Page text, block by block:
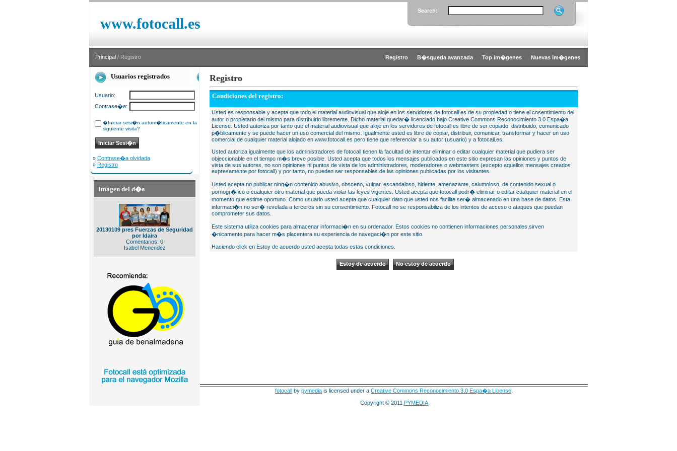
www.fotocall.es
Search:
Principal / Registro Registro B�squeda avanzada Top im�genes Nuevas im�genes
Usuarios registrados
Usuario:
Contrase�a:
�Iniciar sesi�n autom�ticamente en la
siguiente visita?
» Contrase�a olvidada
» Registro
Imagen del d�a
20130109 pres Fuerzas de Seguridad
por Idaira
Comentarios: 0
Isabel Menendez
Registro
Condiciones del registro:
Usted es responsable y acepta que todo el material audiovisual que aloje en los servidores de fotocall es de su propiedad o tiene el cosentimiento del
autor o propietario del mismo para distribuirlo libremente. Dicho material quedar� licenciado bajo Creative Commons Reconocimiento 3.0 Espa�a
License. Usted autoriza por tanto que el material audiovisual que aloje en los servidores de fotocall es libre de ser copiado, distribuido, comunicado
p�blicamente y se puede hacer un uso comercial del mismo. Igualmente usted es libre de copiar, distribuir, comunicar, transformar y hacer un uso
comercial de cualquier material alojado en www.fotocall.es pero tiene que referenciar a su autor (usuario) y a fotocall.es.
Usted autoriza igualmente que los administradores de fotocall tienen la facultad de intentar eliminar o editar cualquier material que pudiera ser
objeccionable en el tiempo m�s breve posible. Usted acepta que todos los mensajes publicados en este sitio expresan las opiniones y puntos de
vista de sus autores, no son opiniones ni puntos de vista de los administradores, moderadores o webmasters (excepto aquellos mensajes creados
expresamente por fotocall) y por tanto, no pueden ser responsables de las opiniones publicadas por los visitantes.
Usted acepta no publicar ning�n contenido abusivo, obsceno, vulgar, escandaloso, hiriente, amenazante, calumnioso, de contenido sexual o
pornogr�fico o cualquier otro material que pueda violar las leyes vigentes. Usted acepta que fotocall podr� eliminar o editar cualquier material en el
momento que estime oportuno. Como usuario usted acepta que cualquier dato que usted nos facilite ser� almacenado en una base de datos. Esta
informaci�n no ser� revelada a terceros sin su consentimiento. Fotocall no se responsabiliza de los intentos de acceso o ataques que puedan
comprometer sus datos.
Este sistema utiliza cookies para almacenar informaci�n en su ordenador. Estos cookies no contienen informaciones personales,sirven
�nicamente para hacer m�s placentera su experiencia de navegaci�n por este sitio.
Haciendo click en Estoy de acuerdo usted acepta todas estas condiciones.
fotocall by pymedia is licensed under a Creative Commons Reconocimiento 3.0 Espa�a License
Copyright © 2011 PYMEDIA